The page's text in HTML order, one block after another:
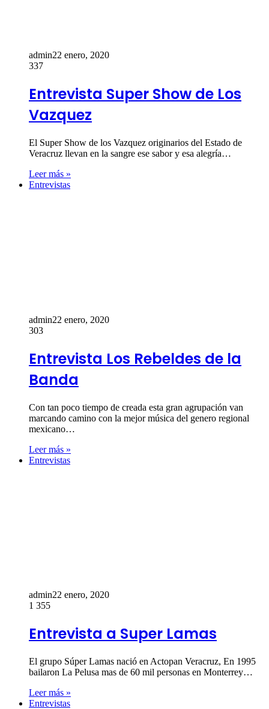
admin22 enero, 2020
337
Entrevista Super Show de Los
Vazquez
El Super Show de los Vazquez originarios del Estado de
Veracruz llevan en la sangre ese sabor y esa alegría…
Leer más »
Entrevistas
admin22 enero, 2020
303
Entrevista Los Rebeldes de la
Banda
Con tan poco tiempo de creada esta gran agrupación van
marcando camino con la mejor música del genero regional
mexicano…
Leer más »
Entrevistas
admin22 enero, 2020
1 355
Entrevista a Super Lamas
El grupo Súper Lamas nació en Actopan Veracruz, En 1995
bailaron La Pelusa mas de 60 mil personas en Monterrey…
Leer más »
Entrevistas